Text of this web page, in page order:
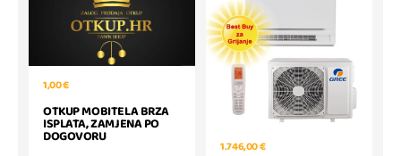
1,00 €
OTKUP MOBITELA BRZA
ISPLATA, ZAMJENA PO
DOGOVORU 1.746,00 €